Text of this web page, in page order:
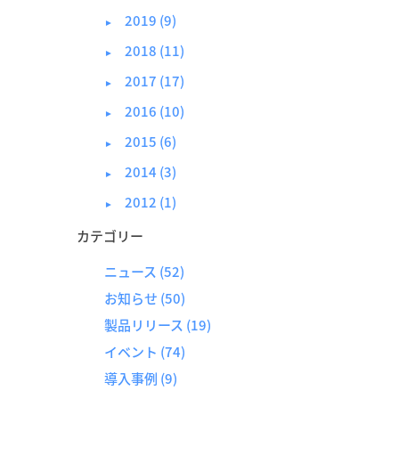
► 2019 (9)
► 2018 (11)
► 2017 (17)
► 2016 (10)
► 2015 (6)
► 2014 (3)
► 2012 (1)
カテゴリー
ニュース (52)
お知らせ (50)
製品リリース (19)
イベント (74)
導入事例 (9)